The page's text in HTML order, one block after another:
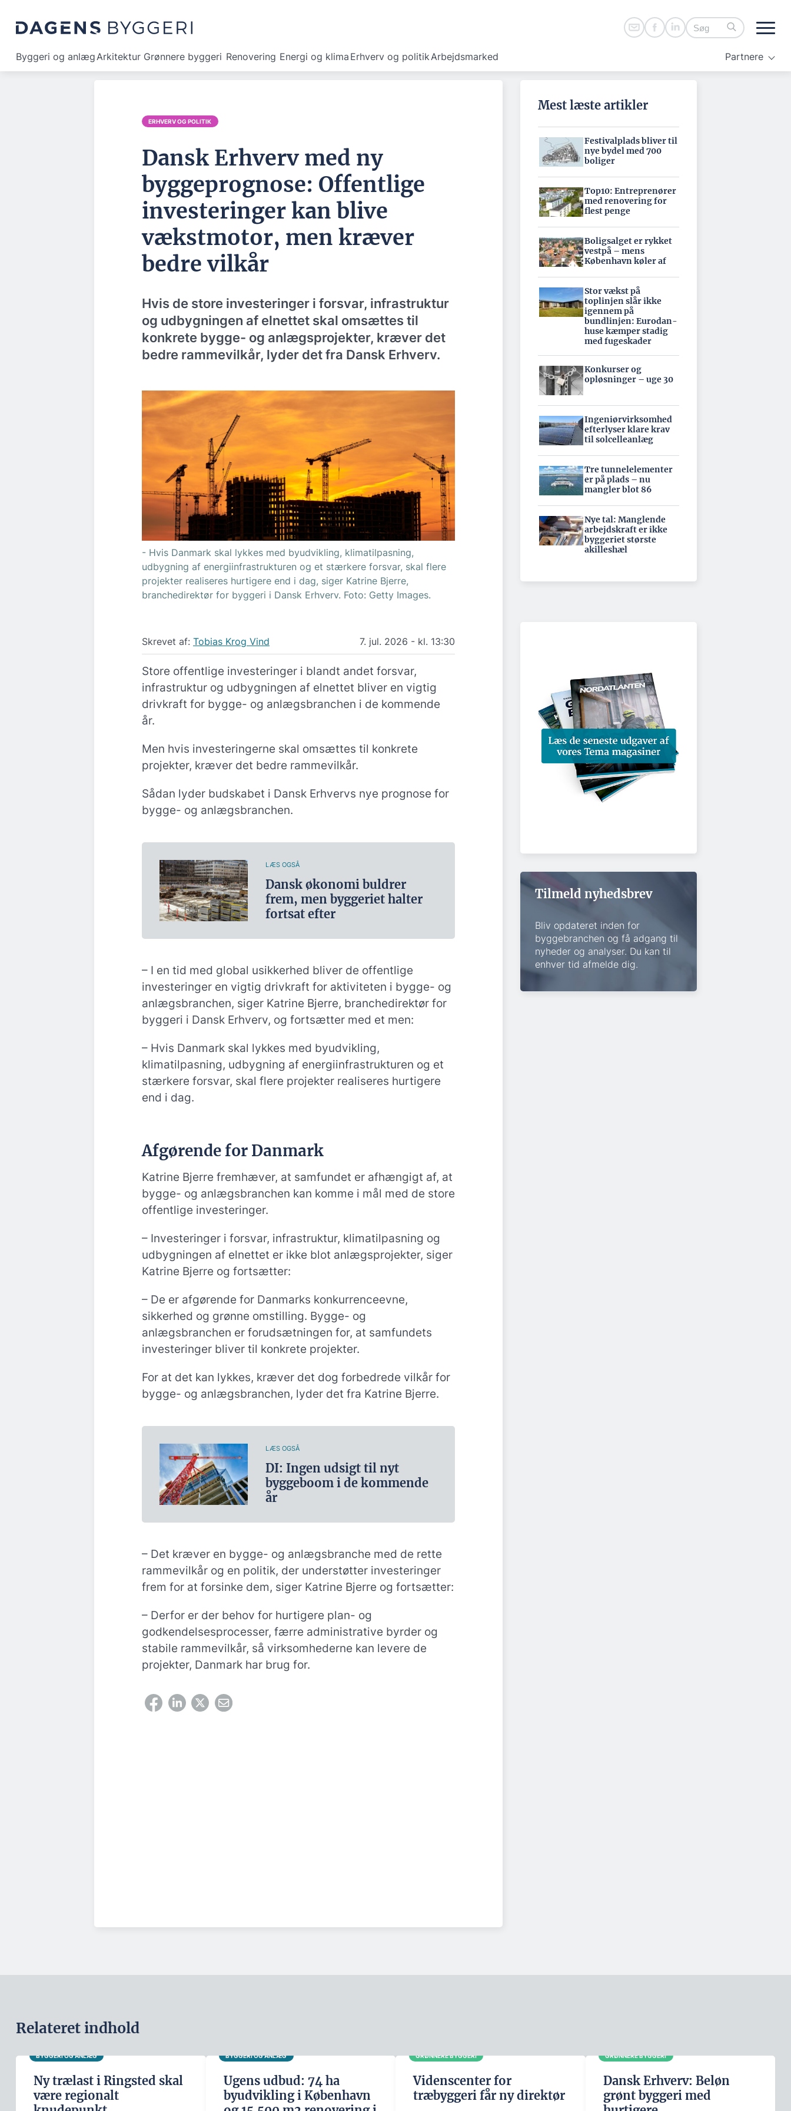
Byggeri og anlægArkitektur Grønnere byggeri Renovering Energi og klima Erhverv og politikArbejdsmarked Partnere
ERHVERV OG POLITIK
Dansk Erhverv med ny
byggeprognose: Offentlige
investeringer kan blive
vækstmotor, men kræver
bedre vilkår
Hvis de store investeringer i forsvar, infrastruktur
og udbygningen af elnettet skal omsættes til
konkrete bygge- og anlægsprojekter, kræver det
bedre rammevilkår, lyder det fra Dansk Erhverv.
- Hvis Danmark skal lykkes med byudvikling, klimatilpasning,
udbygning af energiinfrastrukturen og et stærkere forsvar, skal flere
projekter realiseres hurtigere end i dag, siger Katrine Bjerre,
branchedirektør for byggeri i Dansk Erhverv. Foto: Getty Images.
Skrevet af: Tobias Krog Vind 7. jul. 2026 - kl. 13:30
Store offentlige investeringer i blandt andet forsvar,
infrastruktur og udbygningen af elnettet bliver en vigtig
drivkraft for bygge- og anlægsbranchen i de kommende
år.
Men hvis investeringerne skal omsættes til konkrete
projekter, kræver det bedre rammevilkår.
Sådan lyder budskabet i Dansk Erhvervs nye prognose for
bygge- og anlægsbranchen.
LÆS OGSÅ
Dansk økonomi buldrer
frem, men byggeriet halter
fortsat efter
– I en tid med global usikkerhed bliver de offentlige
investeringer en vigtig drivkraft for aktiviteten i bygge- og
anlægsbranchen, siger Katrine Bjerre, branchedirektør for
byggeri i Dansk Erhverv, og fortsætter med et men:
– Hvis Danmark skal lykkes med byudvikling,
klimatilpasning, udbygning af energiinfrastrukturen og et
stærkere forsvar, skal flere projekter realiseres hurtigere
end i dag.
Afgørende for Danmark
Katrine Bjerre fremhæver, at samfundet er afhængigt af, at
bygge- og anlægsbranchen kan komme i mål med de store
offentlige investeringer.
– Investeringer i forsvar, infrastruktur, klimatilpasning og
udbygningen af elnettet er ikke blot anlægsprojekter, siger
Katrine Bjerre og fortsætter:
– De er afgørende for Danmarks konkurrenceevne,
sikkerhed og grønne omstilling. Bygge- og
anlægsbranchen er forudsætningen for, at samfundets
investeringer bliver til konkrete projekter.
For at det kan lykkes, kræver det dog forbedrede vilkår for
bygge- og anlægsbranchen, lyder det fra Katrine Bjerre.
LÆS OGSÅ
DI: Ingen udsigt til nyt
byggeboom i de kommende
år
– Det kræver en bygge- og anlægsbranche med de rette
rammevilkår og en politik, der understøtter investeringer
frem for at forsinke dem, siger Katrine Bjerre og fortsætter:
– Derfor er der behov for hurtigere plan- og
godkendelsesprocesser, færre administrative byrder og
stabile rammevilkår, så virksomhederne kan levere de
projekter, Danmark har brug for.
Mest læste artikler
Festivalplads bliver til
nye bydel med 700
boliger
Top10: Entreprenører
med renovering for
flest penge
Boligsalget er rykket
vestpå – mens
København køler af
Stor vækst på
toplinjen slår ikke
igennem på
bundlinjen: Eurodan-
huse kæmper stadig
med fugeskader
Konkurser og
opløsninger – uge 30
Ingeniørvirksomhed
efterlyser klare krav
til solcelleanlæg
Tre tunnelelementer
er på plads – nu
mangler blot 86
Nye tal: Manglende
arbejdskraft er ikke
byggeriet største
akilleshæl
Tilmeld nyhedsbrev
Bliv opdateret inden for
byggebranchen og få adgang til
nyheder og analyser. Du kan til
enhver tid afmelde dig.
Relateret indhold
BYGGERI OG ANLÆG
Ny trælast i Ringsted skal
være regionalt
BYGGERI OG ANLÆG
Ugens udbud: 74 ha
byudvikling i København
GRØNNERE BYGGERI
Videnscenter for
træbyggeri får ny direktør
GRØNNERE BYGGERI
Dansk Erhverv: Beløn
grønt byggeri med